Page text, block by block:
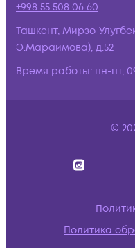
+998 55 508 06 60
Ташкент, Мирзо-
Э.Мараимова), д.52
Время работы: пн-пт,
©
Политика